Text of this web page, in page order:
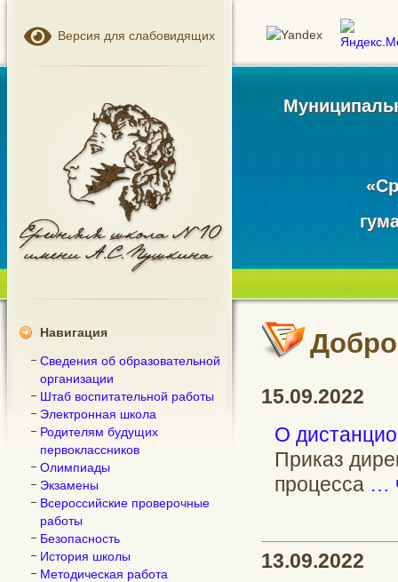
Версия для слабовидящих
Навигация
Сведения об образовательной
организации
Штаб воспитательной работы
Электронная школа
Родителям будущих
первоклассников
Олимпиады
Экзамены
Всероссийские проверочные
работы
Безопасность
История школы
Методическая работа
15.09.2022
О
Приказ
процесса …
13.09.2022